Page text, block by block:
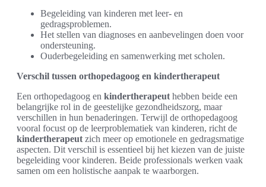
Begeleiding van kinderen met leer- en
gedragsproblemen.
Het stellen van diagnoses en aanbevelingen doen voor
ondersteuning.
Ouderbegeleiding en samenwerking met scholen.
Verschil tussen orthopedagoog en kindertherapeut
Een orthopedagoog en kindertherapeut hebben beide een
belangrijke rol in de geestelijke gezondheidszorg, maar
verschillen in hun benaderingen. Terwijl de orthopedagoog
vooral focust op de leerproblematiek van kinderen, richt de
kindertherapeut zich meer op emotionele en gedragsmatige
aspecten. Dit verschil is essentieel bij het kiezen van de juiste
begeleiding voor kinderen. Beide professionals werken vaak
samen om een holistische aanpak te waarborgen.